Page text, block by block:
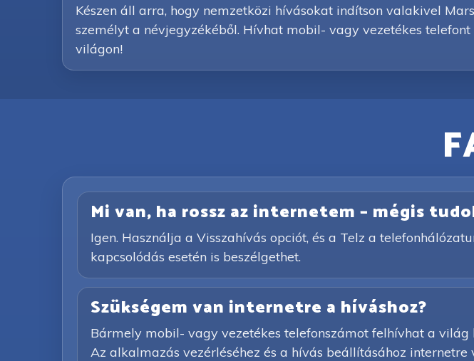
Készen áll arra, hogy nemzetközi hívásokat indítson valakivel
személyt a névjegyzékéből. Hívhat mobil- vagy vezetékes
világon!
Mi van, ha rossz az internetem – mégis
Igen. Használja a Visszahívás opciót, és a Telz a
kapcsolódás esetén is beszélgethet.
Szükségem van internetre a híváshoz?
Bármely mobil- vagy vezetékes telefonszámot felhívhat a
Az alkalmazás vezérléséhez és a hívás beállításához